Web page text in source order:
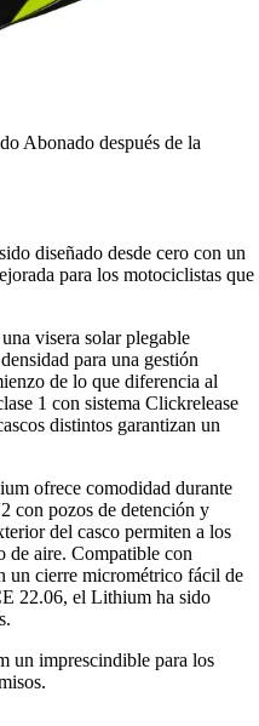
Abonado después de la
diseñado desde cero con un
para los motociclistas que
visera solar plegable
para una gestión
de lo que diferencia al
1 con sistema Clickrelease
distintos garantizan un
ofrece comodidad durante
con pozos de detención y
del casco permiten a los
de aire. Compatible con
un cierre micrométrico fácil de
22.06, el Lithium ha sido
un imprescindible para los